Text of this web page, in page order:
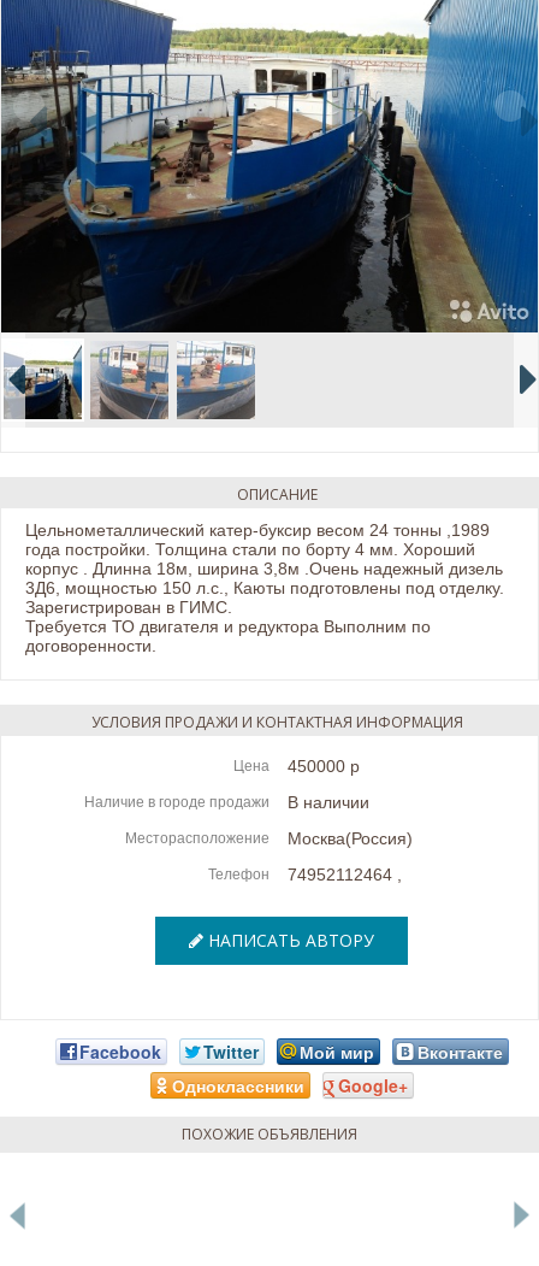
ОПИСАНИЕ
Цельнометаллический катер-буксир весом 24 тонны ,1989
года постройки. Толщина стали по борту 4 мм. Хороший
корпус . Длинна 18м, ширина 3,8м .Очень надежный дизель
3Д6, мощностью 150 л.с., Каюты подготовлены под отделку.
Зарегистрирован в ГИМС.
Требуется ТО двигателя и редуктора Выполним по
договоренности.
УСЛОВИЯ ПРОДАЖИ И КОНТАКТНАЯ ИНФОРМАЦИЯ
Цена
Наличие в городе продажи
Месторасположение
Телефон
450000 р
В наличии
Москва(Россия)
74952112464
НАПИСАТЬ АВТОРУ
Facebook Twitter Мой мир
Вконтакте
Одноклассники
Google+
ПОХОЖИЕ ОБЪЯВЛЕНИЯ